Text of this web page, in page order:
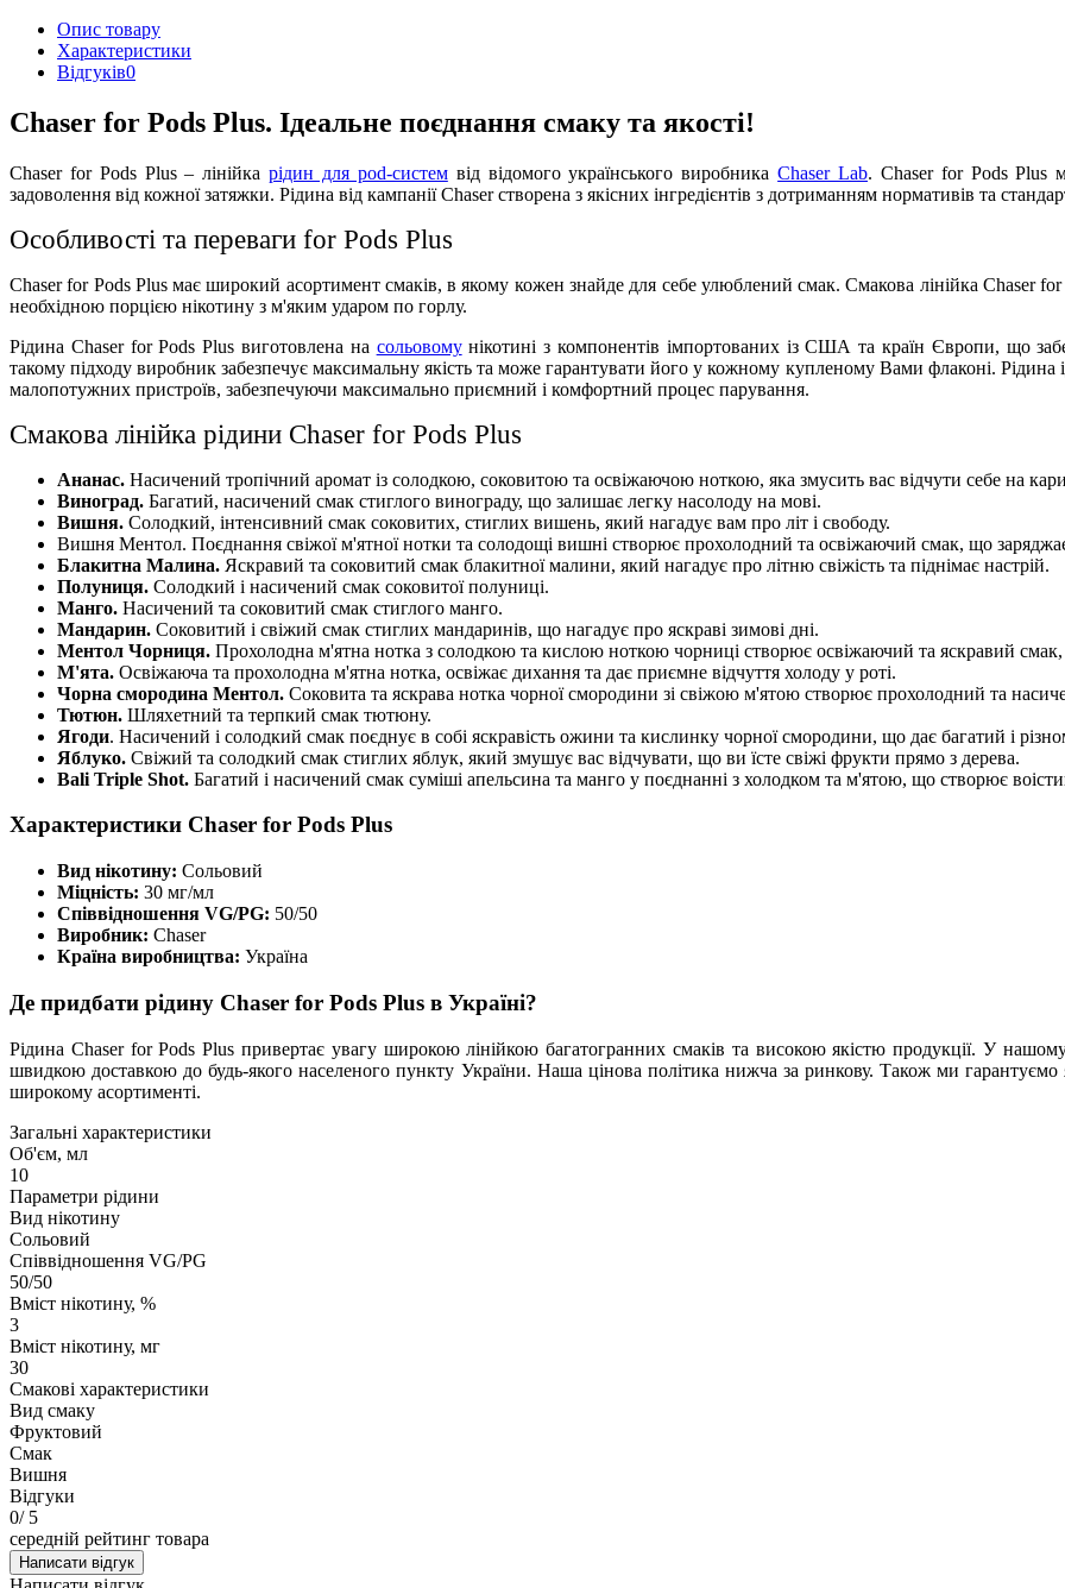
Опис товару
Характеристики
Відгуків0
Chaser for Pods Plus. Ідеальне поєднання смаку та якості!
Chaser for Pods Plus – лінійкарідин для pod-системвід відомого українського виробникаChaser Lab. Chaser for Pods Plus
задоволення від кожної затяжки. Рідина від кампанії Chaser створена з якісних інгредієнтів з дотриманням нормативів та
Особливості та переваги for Pods Plus
Chaser for Pods Plus має широкий асортимент смаків, в якому кожен знайде для себе улюблений смак. Смакова лінійка Chaser
необхідною порцією нікотину з м'яким ударом по горлу.
Рідина Chaser for Pods Plus виготовлена на сольовомунікотині з компонентів імпортованих із США та країн Європи, що
такому підходу виробник забезпечує максимальну якість та може гарантувати його у кожному купленому Вами флаконі. Рідина
малопотужних пристроїв, забезпечуючи максимально приємний і комфортний процес парування.
Смакова лінійка рідини Chaser for Pods Plus
Ананас. Насичений тропічний аромат із солодкою, соковитою та освіжаючою ноткою, яка змусить вас відчути себе на
Виноград. Багатий, насичений смак стиглого винограду, що залишає легку насолоду на мові.
Вишня. Солодкий, інтенсивний смак соковитих, стиглих вишень, який нагадує вам про літ і свободу.
Вишня Ментол. Поєднання свіжої м'ятної нотки та солодощі вишні створює прохолодний та освіжаючий смак, що
Блакитна Малина. Яскравий та соковитий смак блакитної малини, який нагадує про літню свіжість та піднімає настрій.
Полуниця. Солодкий і насичений смак соковитої полуниці.
Манго. Насичений та соковитий смак стиглого манго.
Мандарин. Соковитий і свіжий смак стиглих мандаринів, що нагадує про яскраві зимові дні.
Ментол Чорниця. Прохолодна м'ятна нотка з солодкою та кислою ноткою чорниці створює освіжаючий та яскравий смак,
М'ята. Освіжаюча та прохолодна м'ятна нотка, освіжає дихання та дає приємне відчуття холоду у роті.
Чорна смородина Ментол. Соковита та яскрава нотка чорної смородини зі свіжою м'ятою створює прохолодний та
Тютюн. Шляхетний та терпкий смак тютюну.
Ягоди. Насичений і солодкий смак поєднує в собі яскравість ожини та кислинку чорної смородини, що дає багатий і
Яблуко. Свіжий та солодкий смак стиглих яблук, який змушує вас відчувати, що ви їсте свіжі фрукти прямо з дерева.
Bali Triple Shot. Багатий і насичений смак суміші апельсина та манго у поєднанні з холодком та м'ятою, що створює
Характеристики Chaser for Pods Plus
Вид нікотину: Сольовий
Міцність: 30 мг/мл
Співвідношення VG/PG: 50/50
Виробник: Chaser
Країна виробництва: Україна
Де придбати рідину Chaser for Pods Plus в Україні?
Рідина Chaser for Pods Plus привертає увагу широкою лінійкою багатогранних смаків та високою якістю продукції. У
швидкою доставкою до будь-якого населеного пункту України. Наша цінова політика нижча за ринкову. Також ми гарантуємо
широкому асортименті.
Загальні характеристики
Об'єм, мл
10
Параметри рідини
Вид нікотину
Сольовий
Співвідношення VG/PG
50/50
Вміст нікотину, %
3
Вміст нікотину, мг
30
Смакові характеристики
Вид смаку
Фруктовий
Смак
Вишня
Відгуки
0/ 5
середній рейтинг товара
Написати відгук